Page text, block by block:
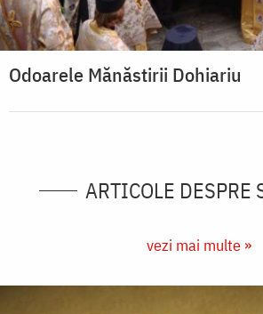
Odoarele Mănăstirii Dohiariu
ARTICOLE DESPRE
vezi mai multe »